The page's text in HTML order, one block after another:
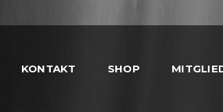
KONTAKT SHOP